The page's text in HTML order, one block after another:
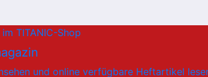
TITANIC-Shop
und online verfügbare Heftartikel